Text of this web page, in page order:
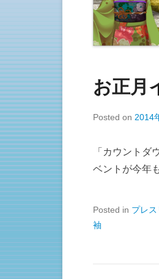
お正月
Posted on 2014
「カウントダ
ベントが今年
Posted in プレス
袖